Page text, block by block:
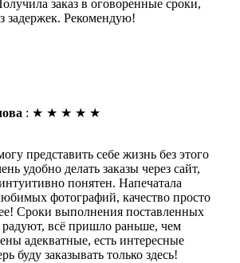
заказ в оговоренные сроки,
задержек. Рекомендую!
: ★ ★ ★ ★ ★
представить себе жизнь без этого
удобно делать заказы через сайт,
понятен. Напечатала
фотографий, качество просто
Сроки выполнения поставленных
радуют, всё пришло раньше, чем
адекватные, есть интересные
буду заказывать только здесь!